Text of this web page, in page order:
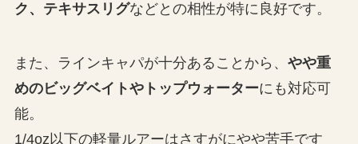
ク、テキサスリグなどとの相性が特に良好です。
また、ラインキャパが十分あることから、 やや重
めのビッグベイトやトップウォーターにも対応可
能。
1/4oz以下の軽量ルアーはさすがにやや苦手です